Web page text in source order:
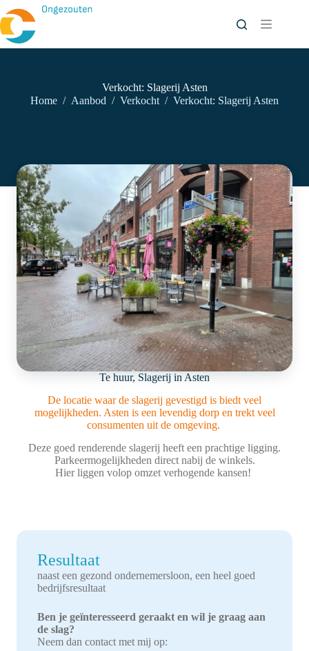
naar
de
inhoud
Verkocht: Slagerij Asten
Home / Aanbod / Verkocht / Verkocht: Slagerij Asten
Te huur, Slagerij in Asten
De locatie waar de slagerij gevestigd is biedt veel
mogelijkheden. Asten is een levendig dorp en trekt veel
consumenten uit de omgeving.
Deze goed renderende slagerij heeft een prachtige ligging.
Parkeermogelijkheden direct nabij de winkels.
Hier liggen volop omzet verhogende kansen!
Resultaat
naast een gezond ondernemersloon, een heel goed
bedrijfsresultaat
Ben je geïnteresseerd geraakt en wil je graag aan
de slag?
Neem dan contact met mij op: